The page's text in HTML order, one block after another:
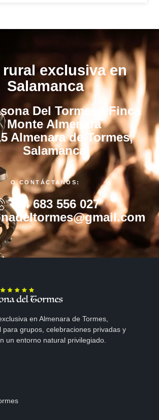
rural exclusiva en
Salamanca
Del Tormes · Finca
Monte Almenara
Almenara de Tormes,
Salamanca
O CONTÁCTANOS:
+34 683 556 027
en Almenara de Tormes,
para grupos, celebraciones privadas y
un entorno natural privilegiado.